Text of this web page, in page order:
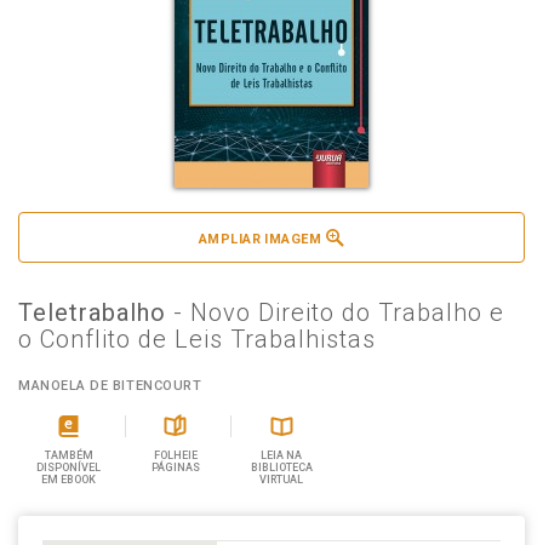
AMPLIAR IMAGEM
Teletrabalho - Novo Direito do Trabalho e
o Conflito de Leis Trabalhistas
MANOELA DE BITENCOURT
TAMBÉM
DISPONÍVEL
EM EBOOK
FOLHEIE
PÁGINAS
LEIA NA
BIBLIOTECA
VIRTUAL